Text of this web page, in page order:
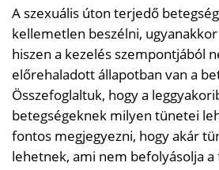
A szexuális úton terjedő
kellemetlen beszélni,
hiszen a kezelés szempontjából
előrehaladott állapotban van a
Összefoglaltuk, hogy a
betegségeknek milyen tünetei
fontos megjegyezni, hogy akár
lehetnek, ami nem befolyásolja